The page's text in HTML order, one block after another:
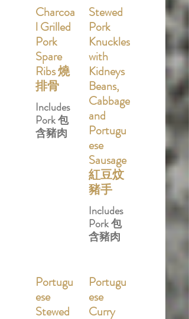
Charcoa
l Grilled
Pork
Spare
Ribs 燒
排骨
Includes
Pork 包
含豬肉
Stewed
Pork
Knuckles
with
Kidneys
Beans,
Cabbage
and
Portugu
ese
Sausage
紅豆炆
豬手
Includes
Pork 包
含豬肉
Portugu
ese
Stewed
Portugu
ese
Curry